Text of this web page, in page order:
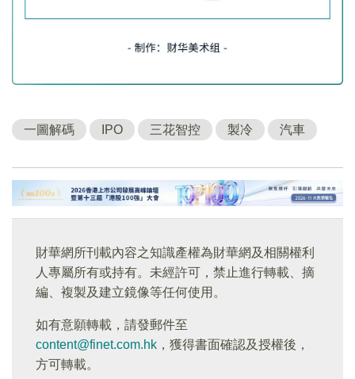
一圖解碼 IPO 三花智控 製冷 汽車
財華網所刊載內容之知識產權為財華網及相關權利
人專屬所有或持有。未經許可，禁止進行轉載、摘
編、複製及建立鏡像等任何使用。
如有意願轉載，請發郵件至
content@finet.com.hk ，獲得書面確認及授權後，
方可轉載。